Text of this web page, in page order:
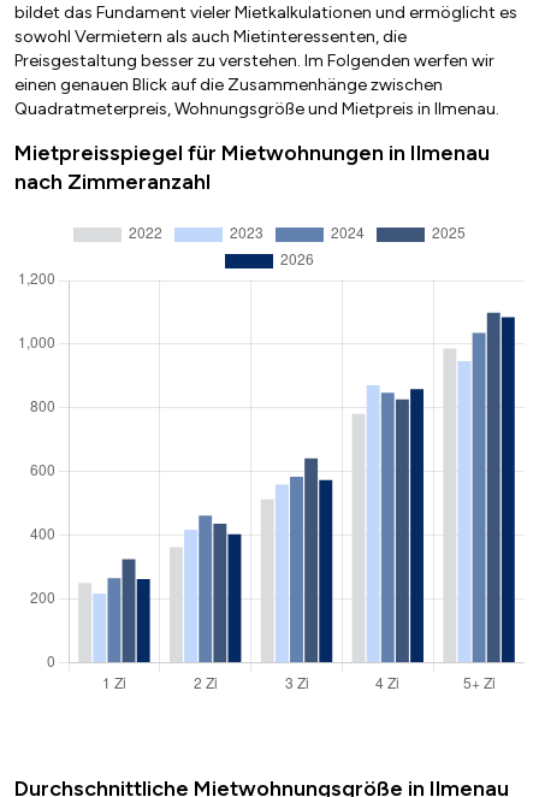
bildet das Fundament vieler Mietkalkulationen und ermöglicht es
sowohl Vermietern als auch Mietinteressenten, die
Preisgestaltung besser zu verstehen. Im Folgenden werfen wir
einen genauen Blick auf die Zusammenhänge zwischen
Quadratmeterpreis, Wohnungsgröße und Mietpreis in Ilmenau.
Mietpreisspiegel für Mietwohnungen in Ilmenau
nach Zimmeranzahl
Durchschnittliche Mietwohnungsgröße in Ilmenau